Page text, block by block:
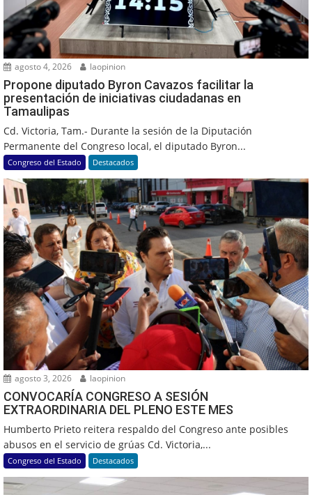
agosto 4, 2026 laopinion
Propone diputado Byron Cavazos facilitar la
presentación de iniciativas ciudadanas en
Tamaulipas
Cd. Victoria, Tam.- Durante la sesión de la Diputación
Permanente del Congreso local, el diputado Byron...
Congreso del Estado Destacados
agosto 3, 2026 laopinion
CONVOCARÍA CONGRESO A SESIÓN
EXTRAORDINARIA DEL PLENO ESTE MES
Humberto Prieto reitera respaldo del Congreso ante posibles
abusos en el servicio de grúas Cd. Victoria,...
Congreso del Estado Destacados